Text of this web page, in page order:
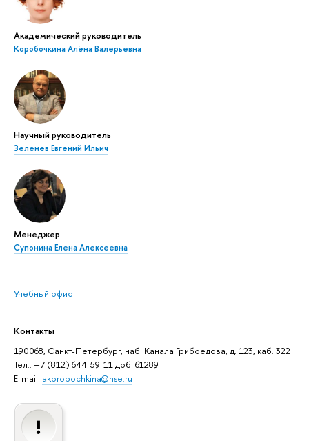
Академический руководитель
Коробочкина Алёна Валерьевна
Научный руководитель
Зеленев Евгений Ильич
Менеджер
Супонина Елена Алексеевна
Учебный офис
Контакты
190068, Санкт-Петербург, наб. Канала Грибоедова, д. 123, каб. 322
Тел.: +7 (812) 644-59-11 доб. 61289
E-mail: akorobochkina@hse.ru